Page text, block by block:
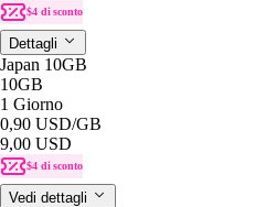
$4 di sconto
Dettagli
Japan 10GB
10GB
1 Giorno
0,90 USD/GB
9,00 USD
$4 di sconto
Vedi dettagli